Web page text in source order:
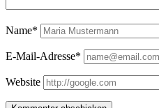
Name*
E-Mail-Adresse*
Website